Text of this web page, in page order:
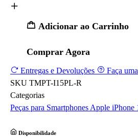
Adicionar ao Carrinho
Comprar Agora
Entregas e Devoluções
Faça
SKU TMPT-I15PL-R
Categorias
Peças para Smartphones Apple iPhone
Disponibilidade